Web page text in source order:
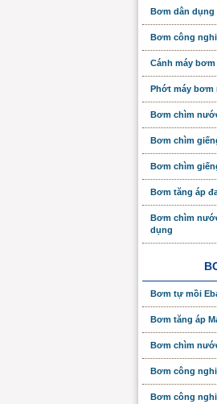
Bơm dân dụng
Bơm công
Cánh máy
Phớt máy bơm
Bơm chìm
Bơm chìm
Bơm chìm
Bơm tăng áp
Bơm chìm
dụng
Bơm tự mồi
Bơm tăng áp
Bơm chìm
Bơm công
Bơm công